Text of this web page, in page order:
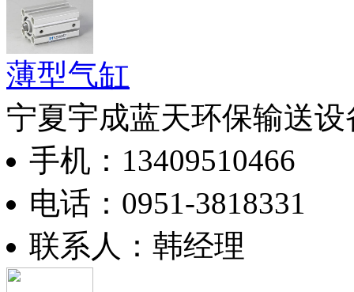
薄型气缸
宁夏宇成蓝天环保输送
手机：13409510466
电话：0951-3818331
联系人：韩经理